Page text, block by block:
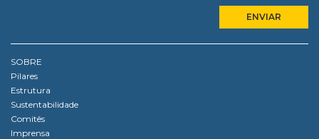
SOBRE
Pilares
Estrutura
Sustentabilidade
Comitês
Imprensa